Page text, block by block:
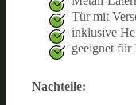
Tür mit
inklusive
geeignet für
Nachteile: